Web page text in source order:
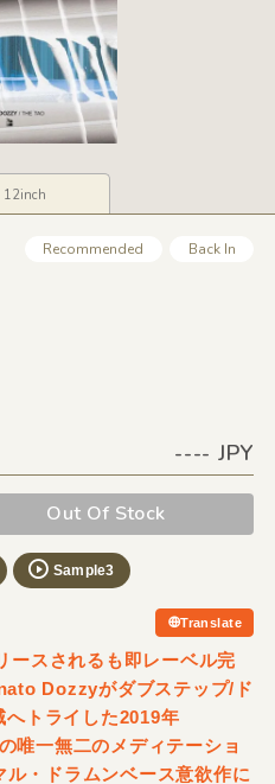
12inch
Recommended Back In
---- JPY
Out Of Stock
Sample3
Translate
ースされるも即レーベル完
Dozzyがダブステップ/ド
トライした2019年
唯一無二のメディテーショ
・ドラムンベース意欲作に